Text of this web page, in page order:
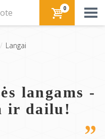
0
Langai
langams -
ir dailu!